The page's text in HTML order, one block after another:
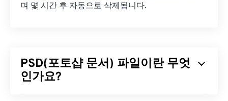
며 몇 시간 후 자동으로 삭제됩니다.
PSD(포토샵 문서) 파일이란 무엇
인가요?